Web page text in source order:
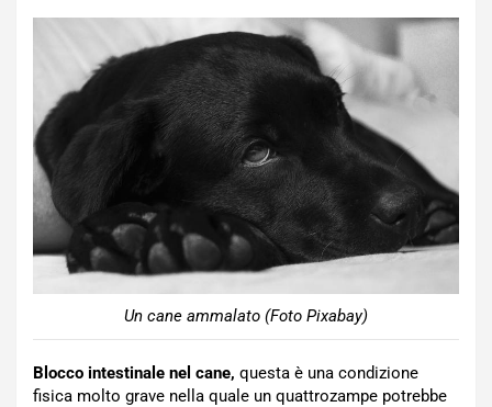
Un cane ammalato (Foto Pixabay)
Blocco intestinale nel cane, questa è una condizione
fisica molto grave nella quale un quattrozampe potrebbe